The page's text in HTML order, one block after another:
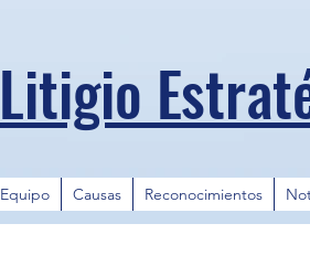
Litigio
Equipo Causas Reconocimientos